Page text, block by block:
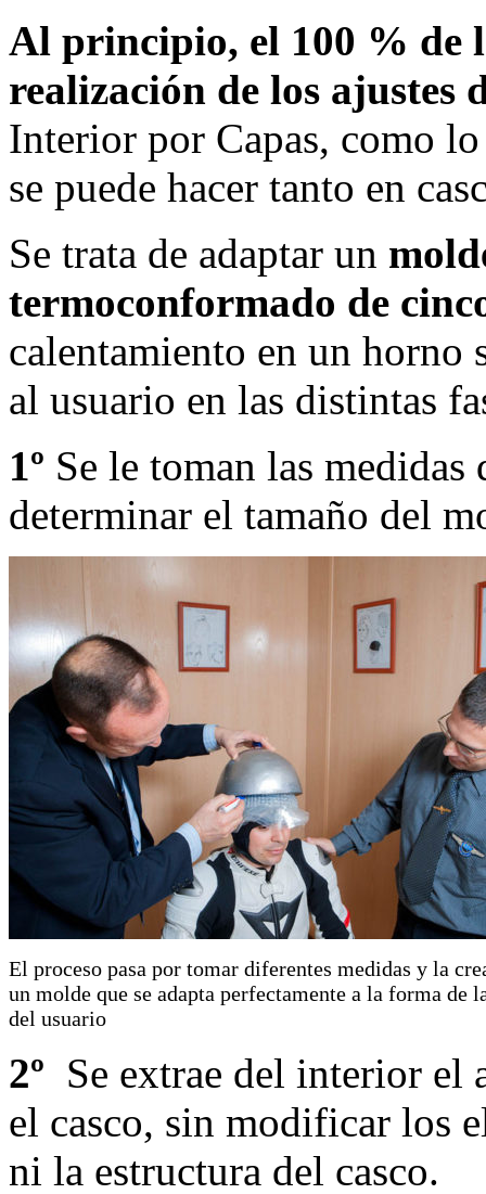
Al principio, el 100 % de
realización de los ajustes
Interior por Capas, como
se puede hacer tanto en
Se trata de adaptar un
termoconformado de
calentamiento en un horno
al usuario en las distintas
1º Se le toman las
determinar el tamaño del
El proceso pasa por tomar diferentes medidas y la
un molde que se adapta perfectamente a la forma de
del usuario
2º Se extrae del interior el
el casco, sin modificar los
ni la estructura del casco.